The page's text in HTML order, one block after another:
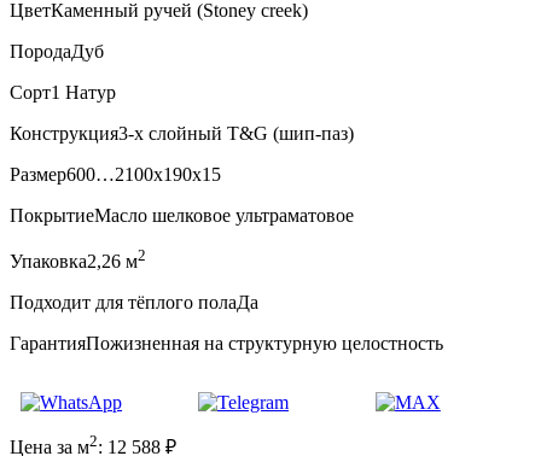
ЦветКаменный ручей (Stoney creek)
ПородаДуб
Сорт1 Натур
Конструкция3-х слойный T&G (шип-паз)
Размер600…2100x190x15
ПокрытиеМасло шелковое ультраматовое
Упаковка2,26 м2
Подходит для тёплого полаДа
ГарантияПожизненная на структурную целостность
Цена за м2: 12 588 ₽